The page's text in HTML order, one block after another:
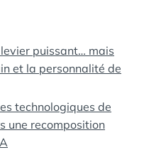
puissant… mais
et la personnalité de
technologiques de
une recomposition